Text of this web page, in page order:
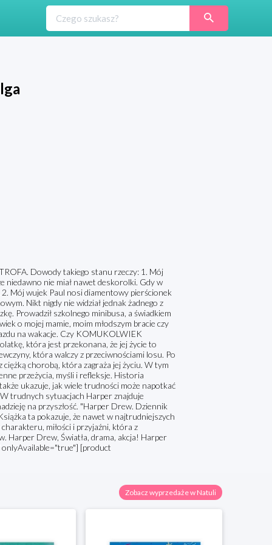
Dowody takiego stanu rzeczy: 1. Mój
niedawno nie miał nawet deskorolki. Gdy w
2. Mój wujek Paul nosi diamentowy pierścionek
Nikt nigdy nie widział jednak żadnego z
Prowadził szkolnego minibusa, a świadkiem
o mojej mamie, moim młodszym bracie czy
na wakacje. Czy KOMUKOLWIEK
która jest przekonana, że jej życie to
która walczy z przeciwnościami losu. Po
chorobą, która zagraża jej życiu. W tym
przeżycia, myśli i refleksje. Historia
ukazuje, jak wiele trudności może napotkać
trudnych sytuacjach Harper znajduje
na przyszłość. "Harper Drew. Dziennik
ta pokazuje, że nawet w najtrudniejszych
miłości i przyjaźni, która z
Harper Drew, Światła, drama, akcja! Harper
[product
Zobacz wyprzedaże w Natuli